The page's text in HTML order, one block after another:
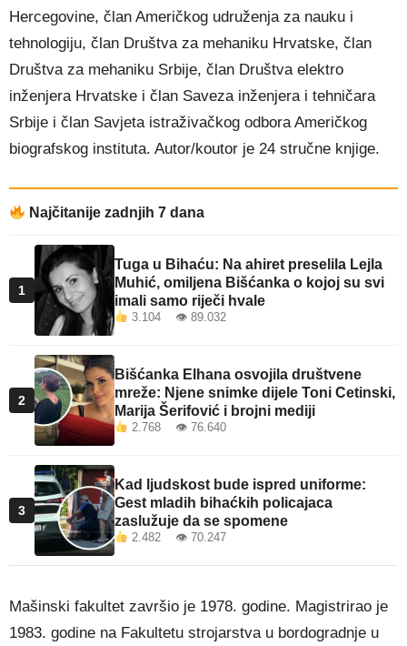
Hercegovine, član Američkog udruženja za nauku i
tehnologiju, član Društva za mehaniku Hrvatske, član
Društva za mehaniku Srbije, član Društva elektro
inženjera Hrvatske i član Saveza inženjera i tehničara
Srbije i član Savjeta istraživačkog odbora Američkog
biografskog instituta. Autor/koutor je 24 stručne knjige.
Najčitanije zadnjih 7 dana
1
Tuga u Bihaću: Na ahiret preselila Lejla
Muhić, omiljena Bišćanka o kojoj su svi
imali samo riječi hvale
3.104 👁 89.032
2
Bišćanka Elhana osvojila društvene
mreže: Njene snimke dijele Toni Cetinski,
Marija Šerifović i brojni mediji
2.768 👁 76.640
3
Kad ljudskost bude ispred uniforme:
Gest mladih bihaćkih policajaca
zaslužuje da se spomene
2.482 👁 70.247
Mašinski fakultet završio je 1978. godine. Magistrirao je
1983. godine na Fakultetu strojarstva u bordogradnje u